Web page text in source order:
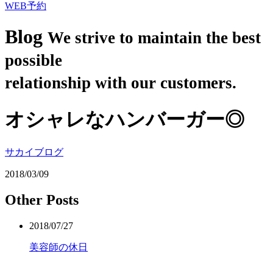
WEB予約
Blog We strive to maintain the best
possible
relationship with our customers.
オシャレなハンバーガー◎
サカイブログ
2018/03/09
Other Posts
2018/07/27
美容師の休日